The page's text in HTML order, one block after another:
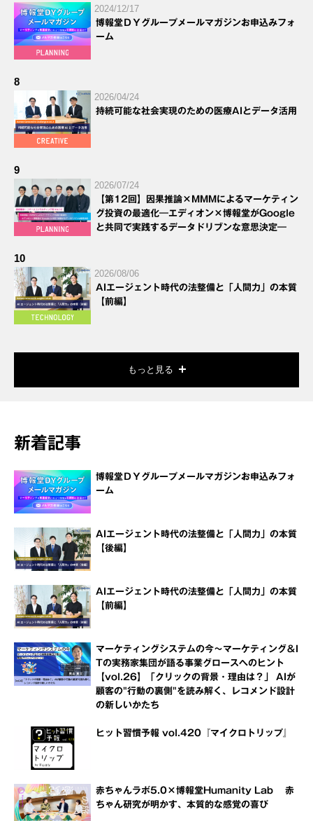
2024/12/17
博報堂ＤＹグループメールマガジンお申込みフォ
ーム
8
2026/04/24
持続可能な社会実現のための医療AIとデータ活用
9
2026/07/24
【第12回】因果推論×MMMによるマーケティン
グ投資の最適化―エディオン×博報堂がGoogle
と共同で実践するデータドリブンな意思決定―
10
2026/08/06
AIエージェント時代の法整備と「人間力」の本質
【前編】
もっと見る
新着記事
博報堂ＤＹグループメールマガジンお申込みフォ
ーム
AIエージェント時代の法整備と「人間力」の本質
【後編】
AIエージェント時代の法整備と「人間力」の本質
【前編】
マーケティングシステムの今～マーケティング＆I
Tの実務家集団が語る事業グロースへのヒント
【vol.26】「クリックの背景・理由は？」 AIが
顧客の"行動の裏側"を読み解く、レコメンド設計
の新しいかたち
ヒット習慣予報 vol.420『マイクロトリップ』
赤ちゃんラボ5.0×博報堂Humanity Lab 赤
ちゃん研究が明かす、本質的な感覚の喜び